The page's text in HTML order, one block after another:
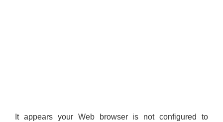
It appears your Web browser is not configured to